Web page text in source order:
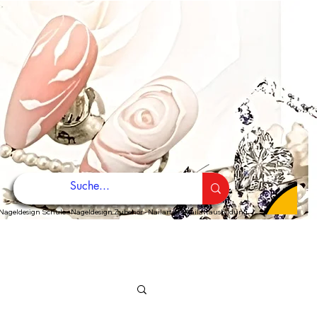
Schule - Nageldesign Zubehör - Nailartist - Nailartausbildung